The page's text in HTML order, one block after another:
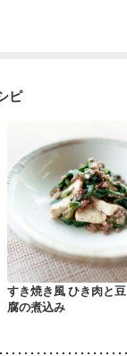
ピ
すき焼き風 ひき肉と豆
腐の煮込み